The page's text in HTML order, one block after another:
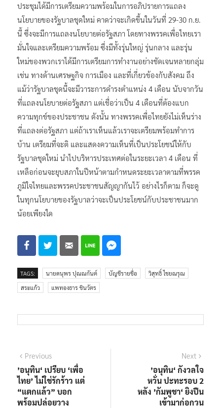
ประชุมได้มีการเตรียมความพร้อมในการอภิปรายการแถลง
นโยบายของรัฐบาลชุดใหม่ คาดว่าจะเกิดขึ้นในวันที่ 29-30 ก.ย.
นี้ ซึ่งจะมีการแถลงนโยบายต่อรัฐสภา โดยทางพรรคเพื่อไทยเรา
มั่นใจและเตรียมความพร้อม ซึ่งมีทั้งรุ่นใหญ่ รุ่นกลาง และรุ่น
ใหม่ของพวกเราได้มีการเตรียมการทำงานอย่างชัดเจนหลายกลุ่ม
เช่น ทางด้านเศรษฐกิจ การเมือง และที่เกี่ยวข้องกับสังคม ถึง
แม้ว่ารัฐบาลชุดนี้จะมีวาระการดำรงตำแหน่ง 4 เดือน นับจากวัน
ที่แถลงนโยบายต่อรัฐสภา แต่เชื่อว่าเป็น 4 เดือนที่ต้องแบก
ความทุกข์ของประชาชน ดังนั้น ทางพรรคเพื่อไทยยังไม่เห็นร่าง
ที่แถลงต่อรัฐสภา แต่ถ้าเราเห็นแล้วเราจะเตรียมพร้อมทำการ
บ้าน เตรียมที่จะติ และแสดงความเห็นที่เป็นประโยชน์ให้กับ
รัฐบาลชุดใหม่ นำไปบริหารประเทศต่อในระยะเวลา 4 เดือน ที่
เหลือก่อนจะยุบสภาในปีหน้าตามกำหนดระยะเวลาตามที่พรรค
ภูมิใจไทยและพรรคประชาชนสัญญากันไว้ อย่างไรก็ตาม ก็จะดู
ในทุกนโยบายของรัฐบาลว่าจะเป็นประโยชน์กับประชาชนมาก
น้อยเพียงใด
TAGS: นายดนุพร ปุณณกันต์ บัญชีรายชื่อ
วิสุทธิ์ ไชยณรุณ
สระแก้ว
แพทองธาร ชินวัตร
แนะแนว
เรื่อง
PreviousPrevious
post:
’อนุทิน‘ เปรียบ ‘เพื่อ
ไทย’ ไม่ใช่รักร้าว แต่
“แตกแล้ว” บอก
พร้อมปล่อยวาง
Next
post:
’อนุทิน‘ กังวลใจ
หวั่น ปะทะรอบ 2
หลัง ’กัมพูชา‘ ยิงปืน
เข้ามาก่อกวน